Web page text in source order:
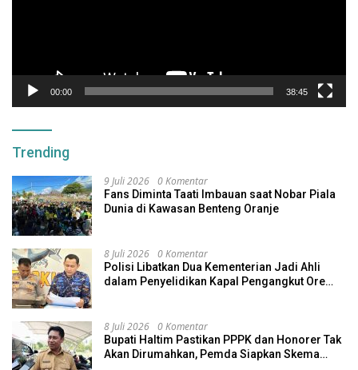
00:00 38:45
Trending
9 Juli 2026 0 Komentar
Fans Diminta Taati Imbauan saat Nobar Piala
Dunia di Kawasan Benteng Oranje
8 Juli 2026 0 Komentar
Polisi Libatkan Dua Kementerian Jadi Ahli
dalam Penyelidikan Kapal Pengangkut Ore
8 Juli 2026 0 Komentar
Bupati Haltim Pastikan PPPK dan Honorer Tak
Akan Dirumahkan, Pemda Siapkan Skema